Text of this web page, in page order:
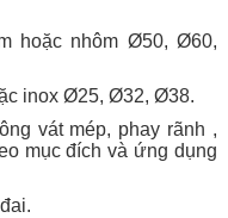
hoặc nhôm Ø50, Ø60,
inox Ø25, Ø32, Ø38.
vát mép, phay rãnh ,
mục đích và ứng dụng